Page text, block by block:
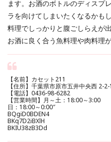
ます。お酒のボトルのディスプ
ラを向けてしまいたくなるかも
料理でしっかりと腹ごしらえが
お酒に良く合う魚料理や肉料理
【名前】カセット211
【住所】千葉県市原市五井中央西 2-2-
【電話】0436-98-6282
【営業時間】月～土：18:00～3:00
日：18:00～0:00″
BQgiD0BDEN4
BKq7D2iBXlH
BKIU38zB3Dd